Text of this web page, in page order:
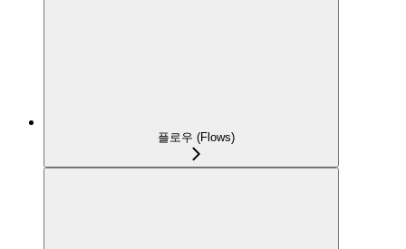
플로우 (Flows)